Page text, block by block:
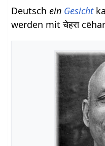
Deutschein Gesicht
werden mit चेहरा